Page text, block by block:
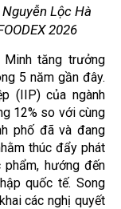
Lộc Hà
2026
tăng trưởng
5 năm gần đây.
(IIP) của ngành
12% so với cùng
phố đã và đang
thúc đẩy phát
hướng đến
quốc tế. Song
các nghị quyết